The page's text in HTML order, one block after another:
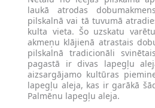
laukā atrodas
pilskalnā vai tā tuvumā
kulta vieta. Šo uzskatu
akmeņu klājienā atrastais
pilskalnā tradicionāli
pagastā ir divas lapegļu
aizsargājamo kultūras
lapegļu aleja, kas ir garākā
Palmēnu lapegļu aleja.